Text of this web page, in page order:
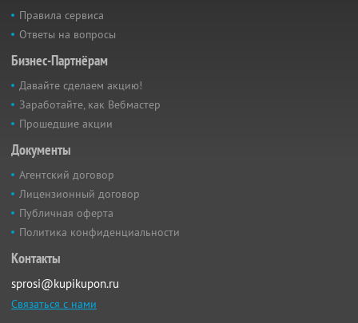
Правила сервиса
Ответы на вопросы
Бизнес-Партнёрам
Давайте сделаем акцию!
Заработайте, как Вебмастер
Прошедшие акции
Документы
Агентский договор
Лицензионный договор
Публичная оферта
Политика конфиденциальности
Контакты
sprosi@kupikupon.ru
Связаться с нами